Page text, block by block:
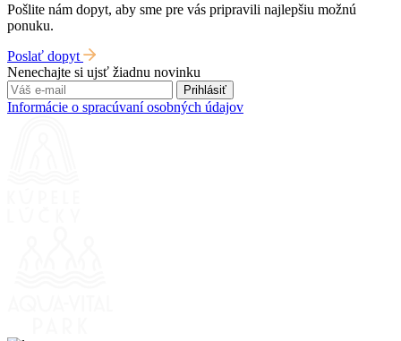
Pošlite nám dopyt, aby sme pre vás pripravili najlepšiu možnú
ponuku.
Poslať dopyt
Nenechajte si ujsť žiadnu novinku
Prihlásiť
Informácie o spracúvaní osobných údajov